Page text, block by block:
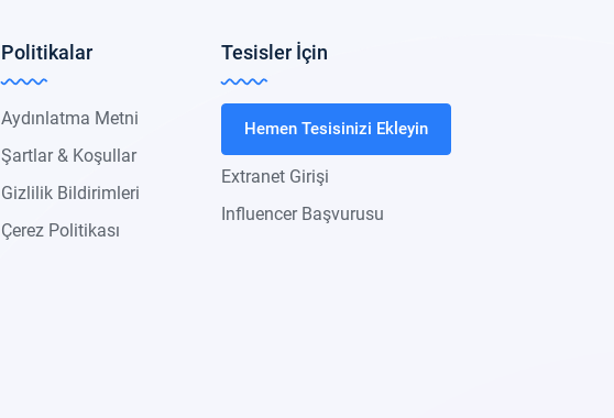
Politikalar
Aydınlatma Metni
Şartlar & Koşullar
Gizlilik Bildirimleri
Çerez Politikası
Tesisler İçin
Hemen Tesisinizi Ekleyin
Extranet Girişi
Influencer Başvurusu